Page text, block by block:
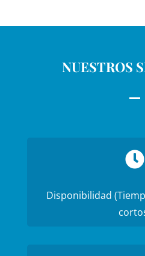
NUESTROS

Disponibilidad